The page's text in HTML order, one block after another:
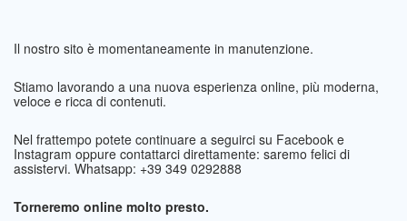
Il nostro sito è momentaneamente in manutenzione.
Stiamo lavorando a una nuova esperienza online, più moderna,
veloce e ricca di contenuti.
Nel frattempo potete continuare a seguirci su Facebook e
Instagram oppure contattarci direttamente: saremo felici di
assistervi. Whatsapp: +39 349 0292888
Torneremo online molto presto.